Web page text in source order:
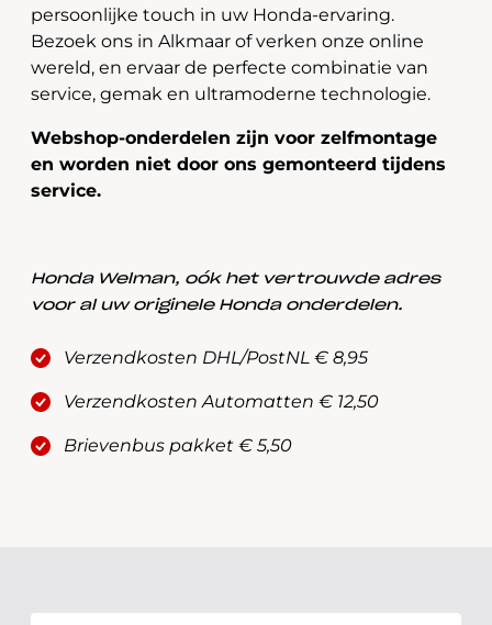
persoonlijke touch in uw Honda-ervaring.
Bezoek ons in Alkmaar of verken onze online
wereld, en ervaar de perfecte combinatie van
service, gemak en ultramoderne technologie.
Webshop-onderdelen zijn voor zelfmontage
en worden niet door ons gemonteerd tijdens
service.
Honda Welman, oók het vertrouwde adres
voor al uw originele Honda onderdelen.
Verzendkosten DHL/PostNL € 8,95
Verzendkosten Automatten € 12,50
Brievenbus pakket € 5,50